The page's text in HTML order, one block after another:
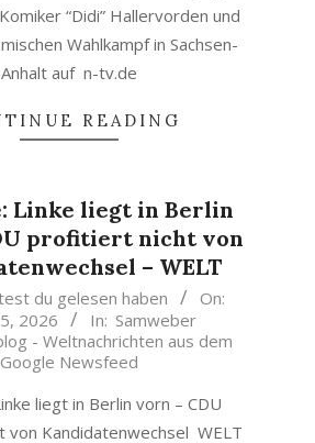
“Didi” Hallervorden und
Wahlkampf in Sachsen-
Anhalt auf n-tv.de
READING
Linke liegt in Berlin
profitiert nicht von
– WELT
du gelesen haben
On:
2026
In: Samweber
- Weltnachrichten aus dem
Google Newsfeed
liegt in Berlin vorn – CDU
Kandidatenwechsel WELT